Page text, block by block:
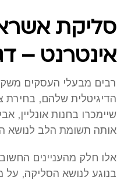
סליקת
אינטרנט –
רבים מבעלי העסקים
הדיגיטלית שלהם, בחירת
שיימכרו בחנות אונליין,
אותה תשומת הלב לנושא
אלו חלק מהעניינים
בנוגע לנושא הסליקה,